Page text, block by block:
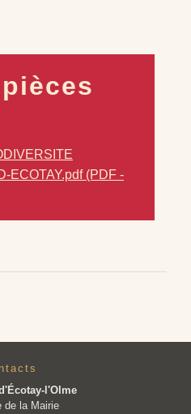
ECOTAY.pdf (PDF -
l'Olme
de la Mairie